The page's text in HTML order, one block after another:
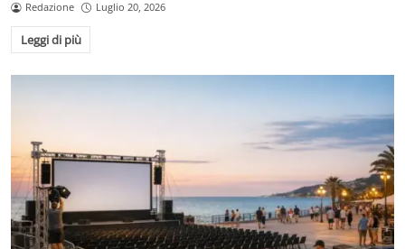
Redazione Luglio 20, 2026
Leggi di più